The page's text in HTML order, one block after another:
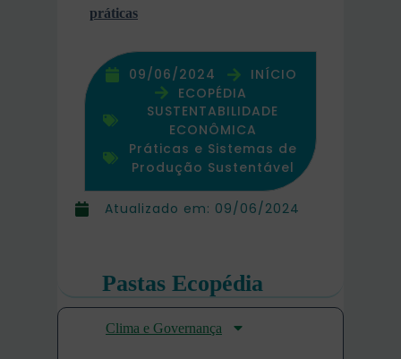
Atualizado em: 09/06/2024
práticas
09/06/2024
INÍCIO
ECOPÉDIA
SUSTENTABILIDADE
ECONÔMICA
Práticas e Sistemas de
Produção Sustentável
Pastas Ecopédia
Clima e Governança